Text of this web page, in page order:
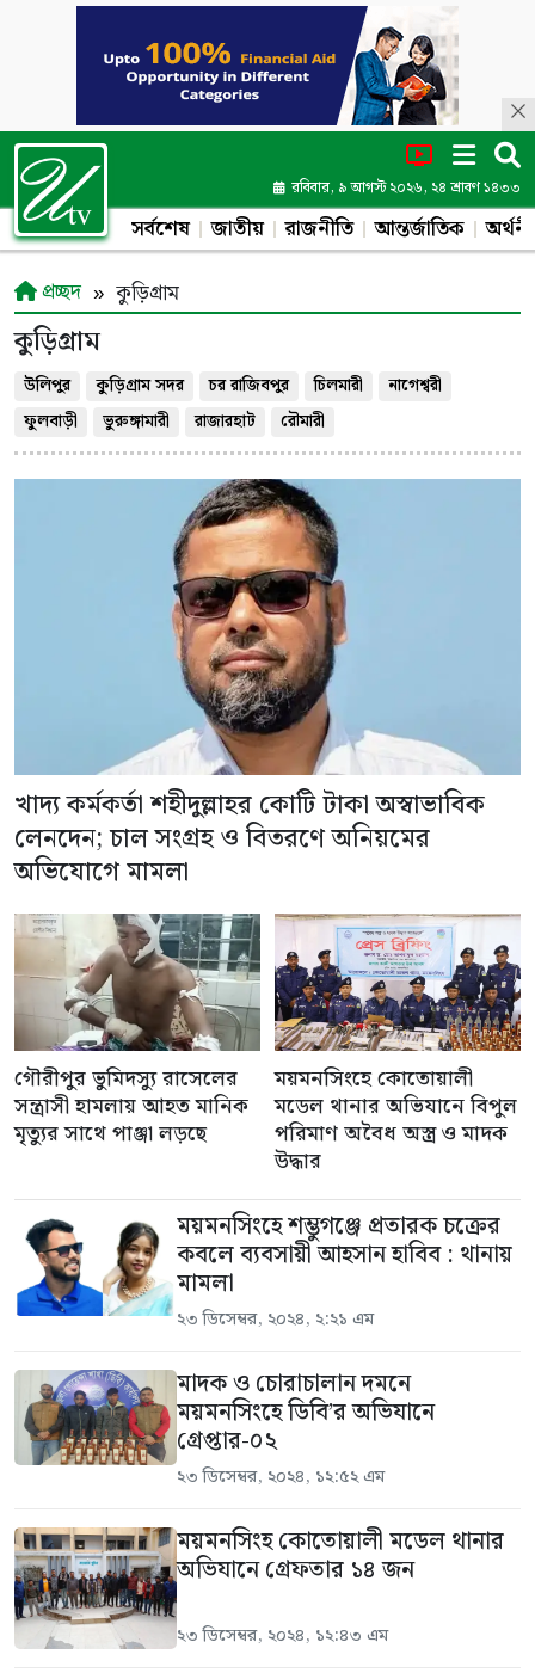
রবিবার, ৯ আগস্ট ২০২৬, ২৪ শ্রাবণ ১৪৩৩
সর্বশেষ জাতীয় রাজনীতি আন্তর্জাতিক
প্রচ্ছদ
কুড়িগ্রাম
কুড়িগ্রাম
উলিপুর কুড়িগ্রাম সদর চর রাজিবপুর চিলমারী
নাগেশ্বরী
ফুলবাড়ী
ভুরুঙ্গামারী রাজারহাট রৌমারী
খাদ্য কর্মকর্তা শহীদুল্লাহর কোটি টাকা অস্বাভাবিক
লেনদেন; চাল সংগ্রহ ও বিতরণে অনিয়মের
অভিযোগে মামলা
গৌরীপুর ভুমিদস্যু রাসেলের
সন্ত্রাসী হামলায় আহত মানিক
মৃত্যুর সাথে পাঞ্জা লড়ছে
ময়মনসিংহে কোতোয়ালী
মডেল থানার অভিযানে বিপুল
পরিমাণ অবৈধ অস্ত্র ও মাদক
উদ্ধার
ময়মনসিংহে শম্ভুগঞ্জে প্রতারক চক্রের
কবলে ব্যবসায়ী আহসান হাবিব : থানায়
মামলা
২৩ ডিসেম্বর, ২০২৪, ২:২১ এম
মাদক ও চোরাচালান দমনে
ময়মনসিংহে ডিবি’র অভিযানে
গ্রেপ্তার-০২
২৩ ডিসেম্বর, ২০২৪, ১২:৫২ এম
ময়মনসিংহ কোতোয়ালী মডেল থানার
অভিযানে গ্রেফতার ১৪ জন
২৩ ডিসেম্বর, ২০২৪, ১২:৪৩ এম